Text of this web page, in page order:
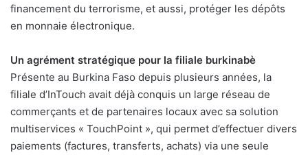
financement du terrorisme, et aussi, protéger les dépôts
en monnaie électronique.
Un agrément stratégique pour la filiale burkinabè
Présente au Burkina Faso depuis plusieurs années, la
filiale d’InTouch avait déjà conquis un large réseau de
commerçants et de partenaires locaux avec sa solution
multiservices « TouchPoint », qui permet d’effectuer divers
paiements (factures, transferts, achats) via une seule